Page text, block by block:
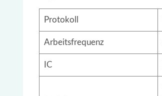
Protokoll
Arbeitsfrequenz
IC